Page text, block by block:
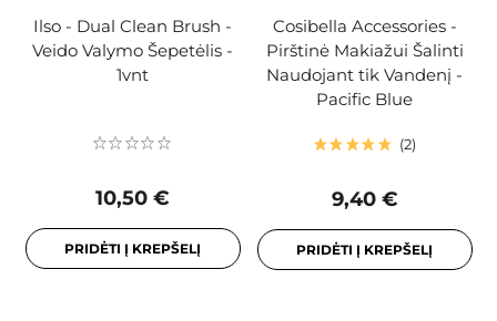
Ilso - Dual Clean Brush -
Veido Valymo Šepetėlis -
1vnt
10,50 €
PRIDĖTI Į KREPŠELĮ
Cosibella Accessories -
Pirštinė Makiažui Šalinti
Naudojant tik Vandenį -
Pacific Blue
2
9,40 €
PRIDĖTI Į KREPŠELĮ